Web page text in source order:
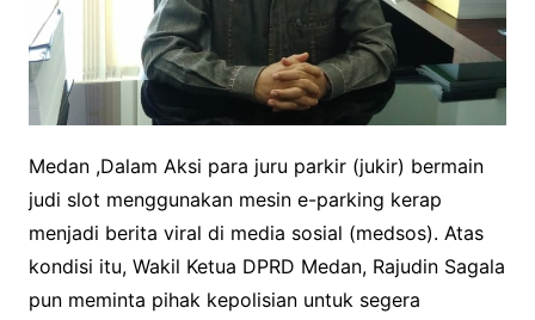
Medan ,Dalam Aksi para juru parkir (jukir) bermain
judi slot menggunakan mesin e-parking kerap
menjadi berita viral di media sosial (medsos). Atas
kondisi itu, Wakil Ketua DPRD Medan, Rajudin Sagala
pun meminta pihak kepolisian untuk segera